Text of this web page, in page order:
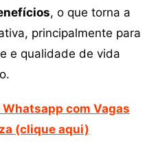
, o que torna a
principalmente para
e qualidade de vida
com Vagas
(clique aqui)